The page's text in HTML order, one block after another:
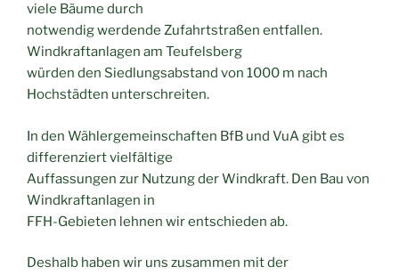
viele Bäume durch
notwendig werdende Zufahrtstraßen entfallen.
Windkraftanlagen am Teufelsberg
würden den Siedlungsabstand von 1000 m nach
Hochstädten unterschreiten.
In den Wählergemeinschaften BfB und VuA gibt es
differenziert vielfältige
Auffassungen zur Nutzung der Windkraft. Den Bau von
Windkraftanlagen in
FFH-Gebieten lehnen wir entschieden ab.
Deshalb haben wir uns zusammen mit der